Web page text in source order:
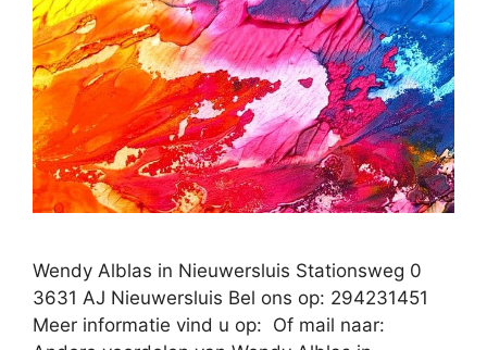
Wendy Alblas in Nieuwersluis Stationsweg 0
3631 AJ Nieuwersluis Bel ons op: 294231451
Meer informatie vind u op: Of mail naar: